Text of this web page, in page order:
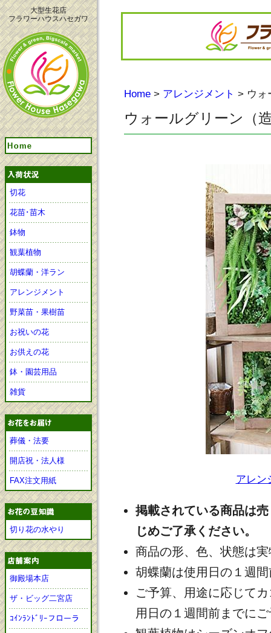
大型生花店
フラワーハウスハセガワ
切花
花苗･苗木
鉢物
観葉植物
胡蝶蘭・洋ラン
アレンジメント
野菜苗・果樹苗
お祝いの花
お供えの花
鉢・園芸用品
雑貨
葬儀・法要
開店祝・法人様
FAX注文用紙
切り花の水やり
御殿場本店
ザ・ビッグ二宮店
ｺｲﾝﾗﾝﾄﾞﾘｰフローラ
Home > アレンジメント > ウォ
ウォールグリーン（
アレン
掲載されている商品は
じめご了承ください。
商品の形、色、状態は
胡蝶蘭は使用日の１週
ご予算、用途に応じて
用日の１週間前までに